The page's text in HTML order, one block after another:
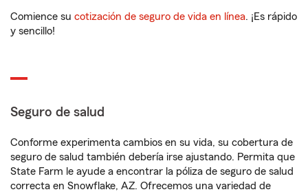
Comience su cotización de seguro de vida en línea. ¡Es rápido
y sencillo!
Seguro de salud
Conforme experimenta cambios en su vida, su cobertura de
seguro de salud también debería irse ajustando. Permita que
State Farm le ayude a encontrar la póliza de seguro de salud
correcta en Snowflake, AZ. Ofrecemos una variedad de